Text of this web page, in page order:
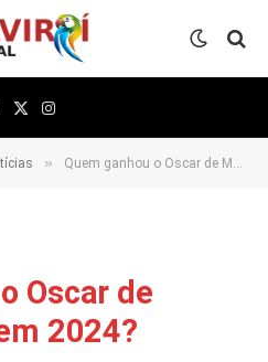
X
(Twitter)
Instagram
» Quem ganhou o Oscar de Melhor Filme em 2024?
Oscar de
2024?